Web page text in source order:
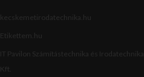
kecskemetirodatechnika.hu
Etikettem.hu
IT Pavilon Számítástechnika és Irodatechnika
Kft.